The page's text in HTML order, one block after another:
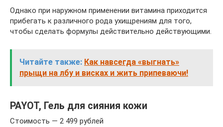
Однако при наружном применении витамина приходится
прибегать к различного рода ухищрениям для того,
чтобы сделать формулы действительно действующими.
Читайте также: Как навсегда «выгнать»
прыщи на лбу и висках и жить припеваючи!
PAYOT, Гель для сияния кожи
Стоимость — 2 499 рублей